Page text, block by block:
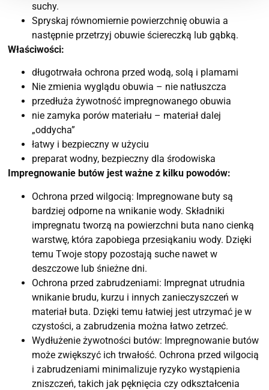
suchy.
Spryskaj równomiernie powierzchnię obuwia a
następnie przetrzyj obuwie ściereczką lub gąbką.
Właściwości:
długotrwała ochrona przed wodą, solą i plamami
Nie zmienia wyglądu obuwia – nie natłuszcza
przedłuża żywotność impregnowanego obuwia
nie zamyka porów materiału – materiał dalej
„oddycha”
łatwy i bezpieczny w użyciu
preparat wodny, bezpieczny dla środowiska
Impregnowanie butów jest ważne z kilku powodów:
Ochrona przed wilgocią: Impregnowane buty są
bardziej odporne na wnikanie wody. Składniki
impregnatu tworzą na powierzchni buta nano cienką
warstwę, która zapobiega przesiąkaniu wody. Dzięki
temu Twoje stopy pozostają suche nawet w
deszczowe lub śnieżne dni.
Ochrona przed zabrudzeniami: Impregnat utrudnia
wnikanie brudu, kurzu i innych zanieczyszczeń w
materiał buta. Dzięki temu łatwiej jest utrzymać je w
czystości, a zabrudzenia można łatwo zetrzeć.
Wydłużenie żywotności butów: Impregnowanie butów
może zwiększyć ich trwałość. Ochrona przed wilgocią
i zabrudzeniami minimalizuje ryzyko wystąpienia
zniszczeń, takich jak pęknięcia czy odkształcenia